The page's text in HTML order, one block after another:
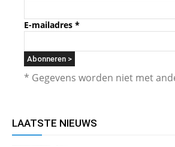
E-mailadres *
* Gegevens worden niet met
LAATSTE NIEUWS